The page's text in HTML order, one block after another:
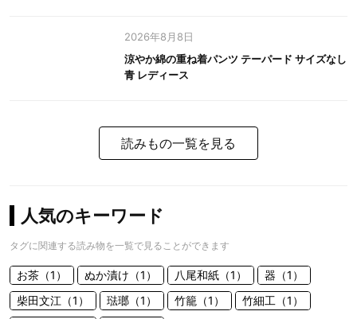
2026年8月8日
涼やか綿の重ね着パンツ テーパード サイズなし
青 レディース
読みもの一覧を見る
人気のキーワード
タグに関連する読み物を一覧で見ることができます
お茶（1） ぬか漬け（1） 八尾和紙（1）
器（1）
柴田文江（1）
琺瑯（1） 竹籠（1） 竹細工（1）